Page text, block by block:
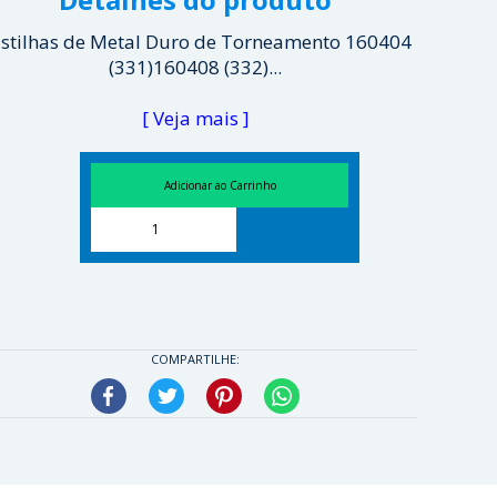
de Metal Duro de Torneamento 160404
(331)160408 (332)...
[ Veja mais ]
COMPARTILHE:
Facebook Twitter Pinterest